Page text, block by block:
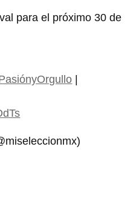
para el próximo 30 de